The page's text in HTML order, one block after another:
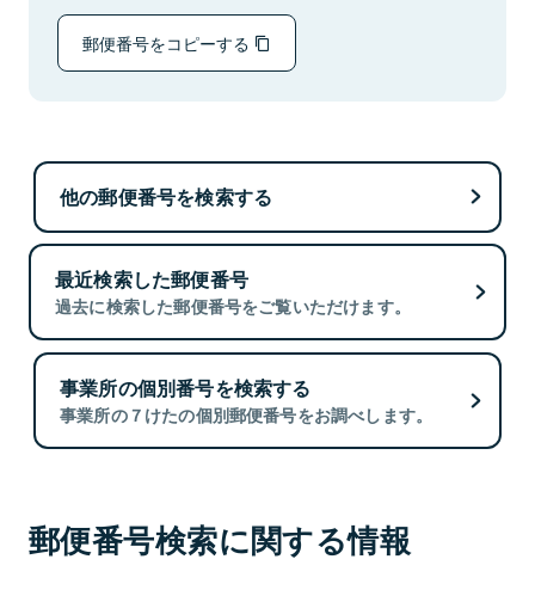
郵便番号をコピーする
他の郵便番号を検索する
最近検索した郵便番号
過去に検索した郵便番号をご覧いただけます。
事業所の個別番号を検索する
事業所の７けたの個別郵便番号をお調べします。
郵便番号検索に関する情報